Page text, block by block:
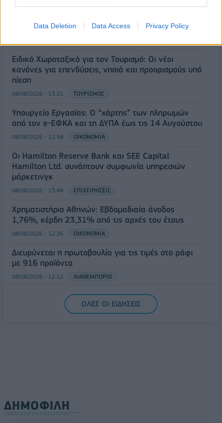
Data Deletion Data Access Privacy Policy
Δυτική Αττική: Η επόμενη ημέρα μετά τις πυρκαγιές
βροχές
Ειδικό Χωροταξικό για τον Τουρισμό: Οι νέοι
κανόνες για επενδύσεις, νησιά και προορισμούς υπό
πίεση
08/08/2026 - 13:21 ΤΟΥΡΙΣΜΟΣ
Υπουργείο Εργασίας: Ο “χάρτης” των πληρωμών
από τον e-ΕΦΚΑ και τη ΔΥΠΑ έως τις 14 Αυγούστου
08/08/2026 - 12:58 ΟΙΚΟΝΟΜΙΑ
Οι Hamilton Reserve Bank και SEE Capital
Hamilton Ltd. συνάπτουν συμφωνία υπηρεσιών
μάρκετινγκ
08/08/2026 - 13:44 ΕΠΙΧΕΙΡΗΣΕΙΣ
Χρηματιστήριο Αθηνών: Εβδομαδιαία άνοδος
1,76%, κέρδη 23,31% από τις αρχές του έτους
08/08/2026 - 12:36 ΟΙΚΟΝΟΜΙΑ
Διευρύνεται η πρωτοβουλία για τις τιμές στο ράφι
με 916 προϊόντα
08/08/2026 - 12:12 ΛΙΑΝΕΜΠΟΡΙΟ
Health Monitoring: Η εθνική υποδομή για την
αξιοποίηση των δεδομένων υγείας προς όφελος
ΟΛΕΣ ΟΙ ΕΙΔΗΣΕΙΣ
ΔΗΜΟΦΙΛΗ